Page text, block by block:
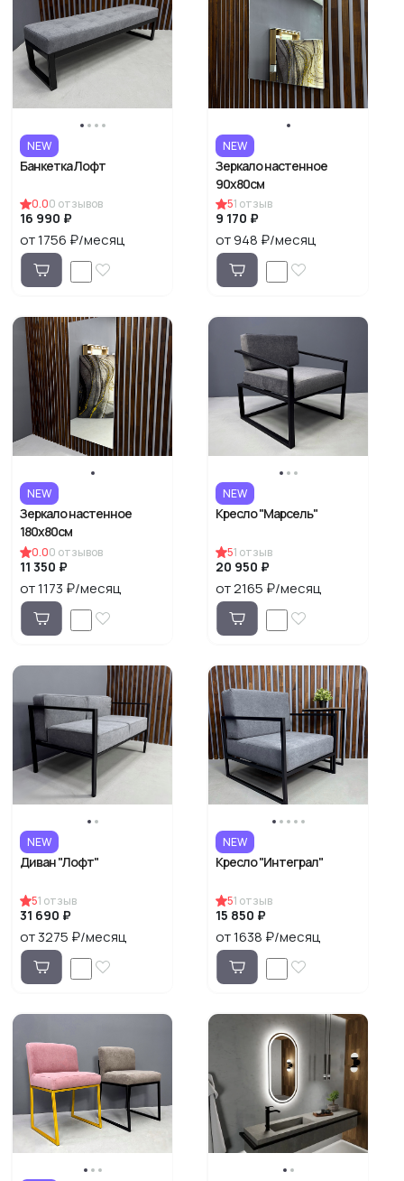
NEW
Банкетка Лофт
0.00 отзывов
16 990 ₽
от 1756 ₽/месяц
NEW
Зеркало настенное
90х80см
51 отзыв
9 170 ₽
от 948 ₽/месяц
NEW
Зеркало настенное
180х80см
0.00 отзывов
11 350 ₽
от 1173 ₽/месяц
NEW
Кресло "Марсель"
51 отзыв
20 950 ₽
от 2165 ₽/месяц
NEW
Диван "Лофт"
51 отзыв
31 690 ₽
от 3275 ₽/месяц
NEW
Кресло "Интеграл"
51 отзыв
15 850 ₽
от 1638 ₽/месяц